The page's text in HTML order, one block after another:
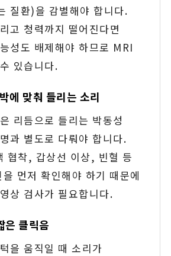
질환)을 감별해야 합니다.
고 청력까지 떨어진다면
성도 배제해야 하므로 MRI
있습니다.
에 맞춰 들리는 소리
리듬으로 들리는 박동성
과 별도로 다뤄야 합니다.
협착, 갑상선 이상, 빈혈 등
먼저 확인해야 하기 때문에
상 검사가 필요합니다.
클릭음
을 움직일 때 소리가